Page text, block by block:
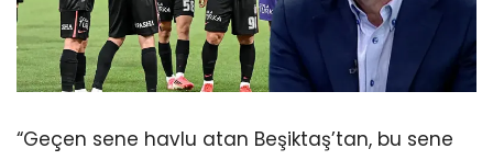
“Geçen sene havlu atan Beşiktaş’tan, bu sene